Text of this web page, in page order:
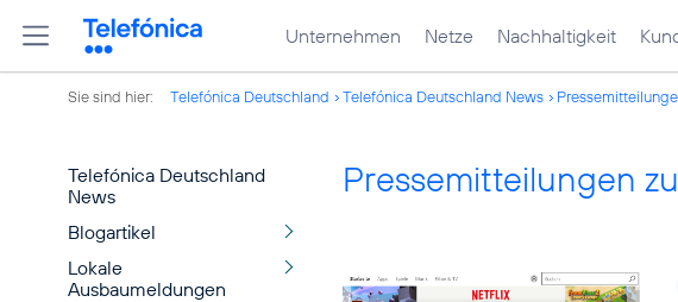
Unternehmen Netze Nachhaltigkeit
Sie sind hier: Telefónica Deutschland Telefónica Deutschland News
Telefónica Deutschland
News
Blogartikel
Lokale
Ausbaumeldungen
Pressemitteilungen